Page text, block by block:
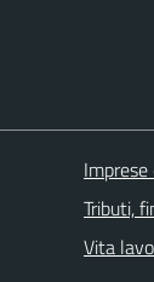
Tributi,
Vita